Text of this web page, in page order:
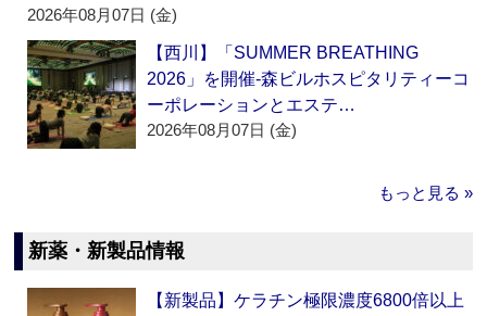
2026年08月07日 (金)
【西川】「SUMMER BREATHING
2026」を開催‐森ビルホスピタリティーコ
ーポレーションとエステ…
2026年08月07日 (金)
もっと見る »
新薬・新製品情報
【新製品】ケラチン極限濃度6800倍以上